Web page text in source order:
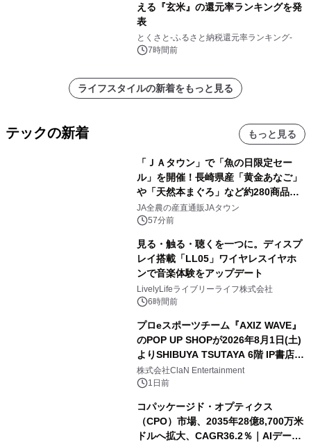
える『玄米』の還元率ランキングを発
表
とくさと-ふるさと納税還元率ランキング-
7時間前
ライフスタイルの新着をもっと見る
テックの新着 もっと見る
「ＪＡタウン」で「魚の日限定セー
ル」を開催！長崎県産「黄金あなご」
や「天然本まぐろ」など約280商品を
販売！～毎月１０日の定例企画～
JA全農の産直通販JAタウン
57分前
見る・触る・聴くを一つに。ディスプ
レイ搭載「LL05」ワイヤレスイヤホ
ンで音楽体験をアップデート
LivelyLifeライブリーライフ株式会社
6時間前
プロeスポーツチーム『AXIZ WAVE』
のPOP UP SHOPが2026年8月1日(土)
よりSHIBUYA TSUTAYA 6階 IP書店で
開催決定！！
株式会社ClaN Entertainment
1日前
コパッケージド・オプティクス
（CPO）市場、2035年28億8,700万米
ドルへ拡大、CAGR36.2％｜AIデータ